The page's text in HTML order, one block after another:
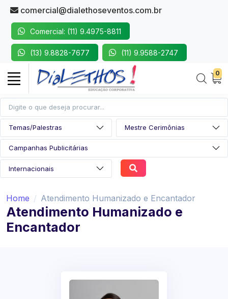
comercial@dialethoseventos.com.br
Comercial: (11) 9.4975-8811
(13) 9.8828-7677 (11) 9.9588-2747
0
Home Atendimento Humanizado e Encantador
Atendimento Humanizado e
Encantador